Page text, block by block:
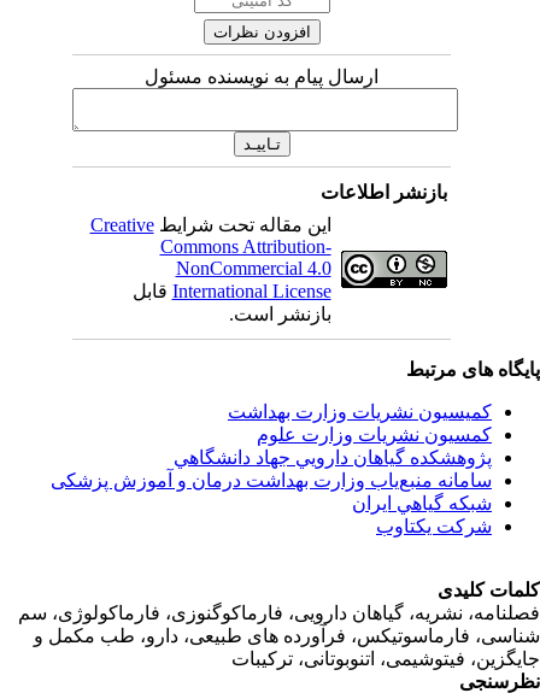
ارسال پیام به نویسنده مسئول
بازنشر اطلاعات
این مقاله تحت شرایط Creative
Commons Attribution-
NonCommercial 4.0
International Licenseقابل
بازنشر است.
های مرتبط
کمیسیون نشریات وزارت بهداشت
کمسیون نشریات وزارت علوم
پژوهشكده گياهان دارويي جهاد دانشگاهي
سامانه منبع‌ياب وزارت بهداشت درمان و آموزش پزشکی
شبكه گياهي ايران
شرکت یکتاوب
کلیدی
نشریه، گیاهان دارویی، فارماکوگنوزی، فارماکولوژی، سم
فارماسوتیکس، فرآورده های طبیعی، دارو، طب مکمل و
فیتوشیمی، اتنوبوتانی، ترکیبات